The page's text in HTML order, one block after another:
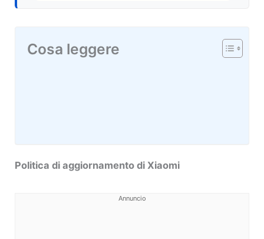
Cosa leggere
Politica di aggiornamento di Xiaomi
Annuncio